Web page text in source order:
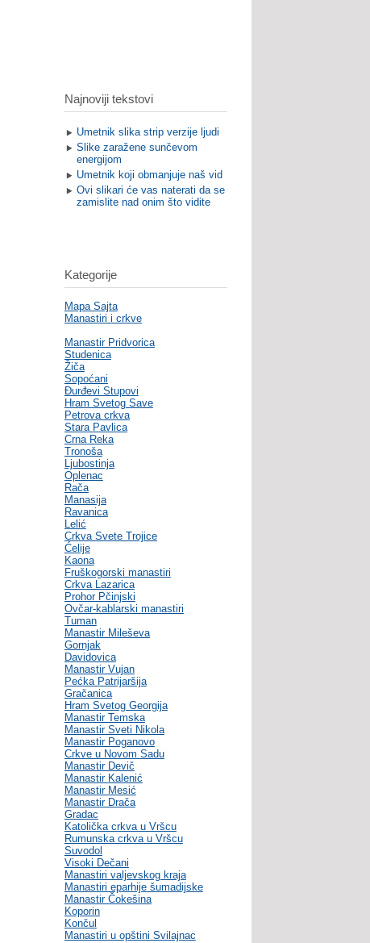
Najnoviji tekstovi
Umetnik slika strip verzije ljudi
Slike zaražene sunčevom
energijom
Umetnik koji obmanjuje naš vid
Ovi slikari će vas naterati da se
zamislite nad onim što vidite
Kategorije
Mapa Sajta
Manastiri i crkve
Manastir Pridvorica
Studenica
Žiča
Sopoćani
Đurđevi Stupovi
Hram Svetog Save
Petrova crkva
Stara Pavlica
Crna Reka
Tronoša
Ljubostinja
Oplenac
Rača
Manasija
Ravanica
Lelić
Crkva Svete Trojice
Ćelije
Kaona
Fruškogorski manastiri
Crkva Lazarica
Prohor Pčinjski
Ovčar-kablarski manastiri
Tuman
Manastir Mileševa
Gornjak
Davidovica
Manastir Vujan
Pećka Patrijaršija
Gračanica
Hram Svetog Georgija
Manastir Temska
Manastir Sveti Nikola
Manastir Poganovo
Crkve u Novom Sadu
Manastir Devič
Manastir Kalenić
Manastir Mesić
Manastir Drača
Gradac
Katolička crkva u Vršcu
Rumunska crkva u Vršcu
Suvodol
Visoki Dečani
Manastiri valjevskog kraja
Manastiri eparhije šumadijske
Manastir Čokešina
Koporin
Končul
Manastiri u opštini Svilajnac